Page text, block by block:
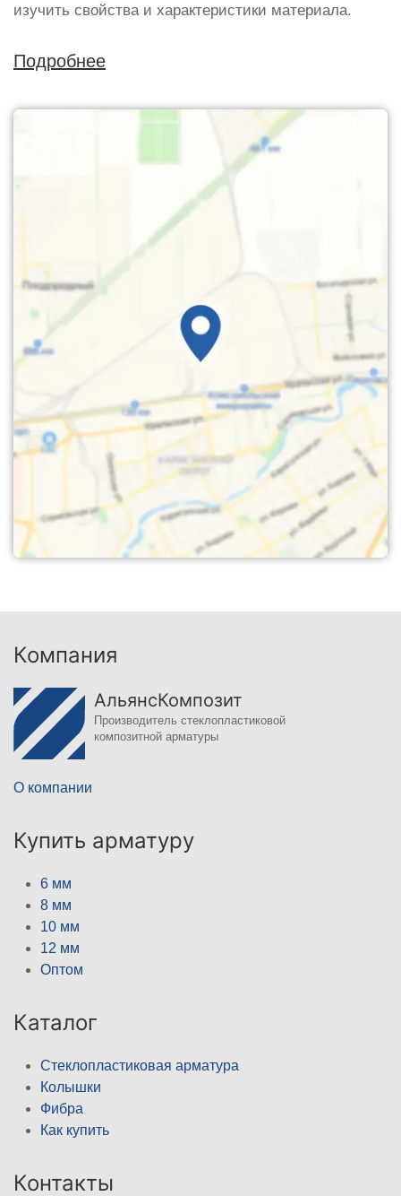
изучить свойства и характеристики материала.
Подробнее
Компания
АльянсКомпозит
Производитель стеклопластиковой
композитной арматуры
О компании
Купить арматуру
6 мм
8 мм
10 мм
12 мм
Оптом
Каталог
Стеклопластиковая арматура
Колышки
Фибра
Как купить
Контакты